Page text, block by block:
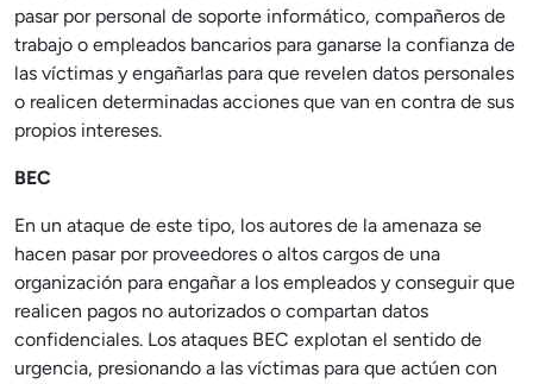
pasar por personal de soporte informático, compañeros de
trabajo o empleados bancarios para ganarse la confianza de
las víctimas y engañarlas para que revelen datos personales
o realicen determinadas acciones que van en contra de sus
propios intereses.
BEC
En un ataque de este tipo, los autores de la amenaza se
hacen pasar por proveedores o altos cargos de una
organización para engañar a los empleados y conseguir que
realicen pagos no autorizados o compartan datos
confidenciales. Los ataques BEC explotan el sentido de
urgencia, presionando a las víctimas para que actúen con